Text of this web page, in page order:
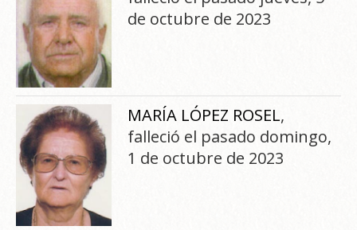
de octubre de 2023
MARÍA LÓPEZ ROSEL,
falleció el pasado domingo,
1 de octubre de 2023